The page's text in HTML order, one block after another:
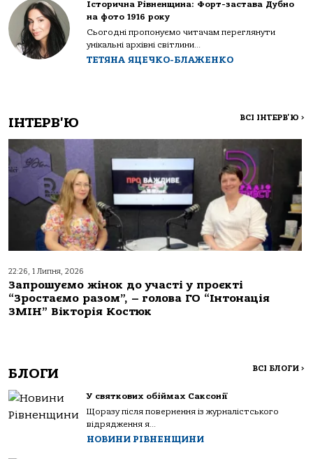
Історична Рівненщина: Форт-застава Дубно
на фото 1916 року
Сьогодні пропонуємо читачам переглянути
унікальні архівні світлини...
ТЕТЯНА ЯЦЕЧКО-БЛАЖЕНКО
ІНТЕРВ'Ю ВСІ ІНТЕРВ'Ю >
22:26, 1 Липня, 2026
Запрошуємо жінок до участі у проєкті
“Зростаємо разом”, – голова ГО “Інтонація
ЗМІН” Вікторія Костюк
БЛОГИ ВСІ БЛОГИ >
У святкових обіймах Саксонії
Щоразу після повернення із журналістського
відрядження я...
НОВИНИ РІВНЕНЩИНИ